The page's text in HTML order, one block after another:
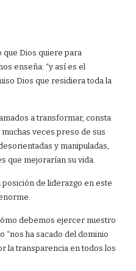
que Dios quiere para
enseña: “y así es el
Dios que residiera toda la
a transformar, consta
veces preso de sus
y manipuladas,
que mejorarían su vida.
de liderazgo en este
debemos ejercer nuestro
“nos ha sacado del dominio
la transparencia en todos los